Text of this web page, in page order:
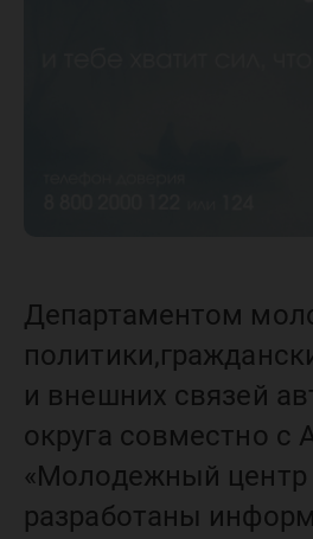
Департаментом
и внешних связей
округа совместно с
«Молодежный
разработаны